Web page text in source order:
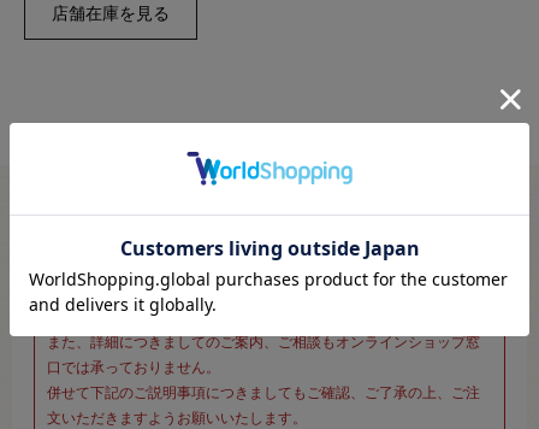
をご確認いただいた上でご注文いただけるページです。
そのため、商品画像および詳細は記載しておりません。
また、詳細につきましてのご案内、ご相談もオンラインショップ窓
口では承っておりません。
併せて下記のご説明事項につきましてもご確認、ご了承の上、ご注
文いただきますようお願いいたします。